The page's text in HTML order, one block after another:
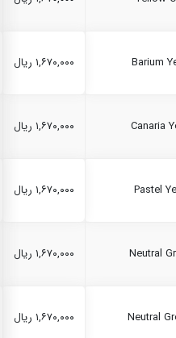
۱,۶۷۰,۰۰۰ ریال
۱,۶۷۰,۰۰۰ ریال
۱,۶۷۰,۰۰۰ ریال
۱,۶۷۰,۰۰۰ ریال
۱,۶۷۰,۰۰۰ ریال